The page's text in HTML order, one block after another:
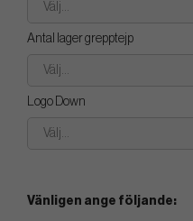
Välj...
Antal lager grepptejp
Välj...
Logo Down
Välj...
Vänligen ange följande: